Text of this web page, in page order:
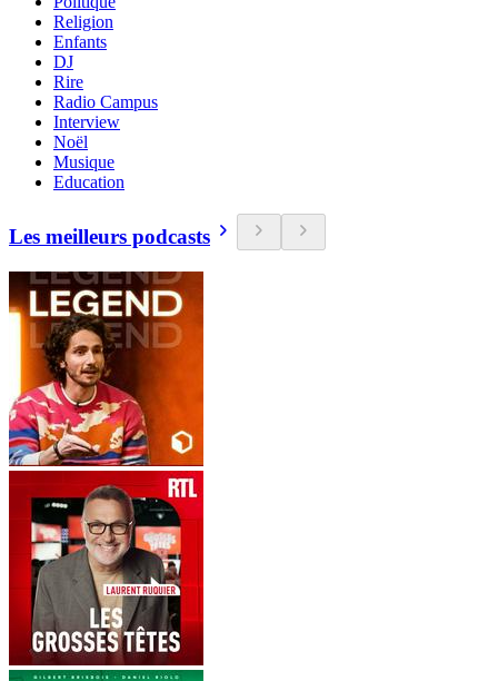
Religion
Enfants
DJ
Rire
Radio Campus
Interview
Noël
Musique
Education
Les meilleurs podcasts